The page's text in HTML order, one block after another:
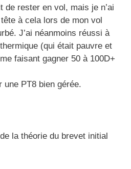
de rester en vol, mais je n’ai
à cela lors de mon vol
J’ai néanmoins réussi à
(qui était pauvre et
faisant gagner 50 à 100D+
PT8 bien gérée.
la théorie du brevet initial